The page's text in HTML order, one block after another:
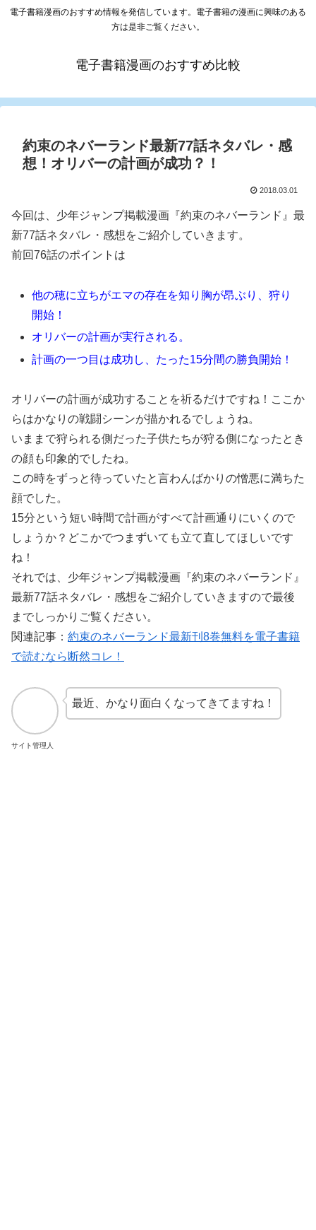
電子書籍漫画のおすすめ情報を発信しています。電子書籍の漫画に興味のある
方は是非ご覧ください。
電子書籍漫画のおすすめ比較
約束のネバーランド最新77話ネタバレ・感
想！オリバーの計画が成功？！
2018.03.01
今回は、少年ジャンプ掲載漫画『約束のネバーランド』最
新77話ネタバレ・感想をご紹介していきます。
前回76話のポイントは
他の穂に立ちがエマの存在を知り胸が昂ぶり、狩り
開始！
オリバーの計画が実行される。
計画の一つ目は成功し、たった15分間の勝負開始！
オリバーの計画が成功することを祈るだけですね！ここか
らはかなりの戦闘シーンが描かれるでしょうね。
いままで狩られる側だった子供たちが狩る側になったとき
の顔も印象的でしたね。
この時をずっと待っていたと言わんばかりの憎悪に満ちた
顔でした。
15分という短い時間で計画がすべて計画通りにいくので
しょうか？どこかでつまずいても立て直してほしいです
ね！
それでは、少年ジャンプ掲載漫画『約束のネバーランド』
最新77話ネタバレ・感想をご紹介していきますので最後
までしっかりご覧ください。
関連記事： 約束のネバーランド最新刊8巻無料を電子書籍
で読むなら断然コレ！
サイト管理人
最近、かなり面白くなってきてますね！